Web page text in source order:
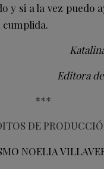
y si a la vez puedo
cumplida.
Editora
***
DE
NOELIA